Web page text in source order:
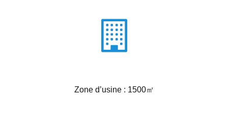
Zone d’usine : 1500㎡